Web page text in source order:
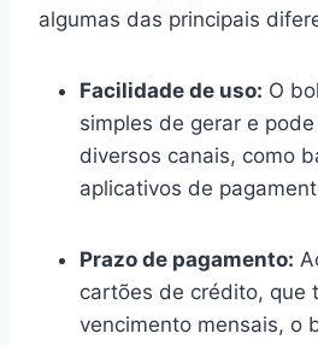
algumas das principais
Facilidade de uso: O
simples de gerar e
diversos canais, como
aplicativos de
Prazo de pagamento:
cartões de crédito, que
vencimento mensais, o